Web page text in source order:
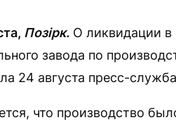
Позірк. О ликвидации
завода по
24 августа пресс-
что производство